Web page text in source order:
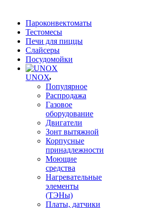
Пароконвектоматы
Тестомесы
Печи для пиццы
Слайсеры
Посудомойки
UNOX
Популярное
Распродажа
Газовое
оборудование
Двигатели
Зонт вытяжной
Корпусные
принадлежности
Моющие
средства
Нагревательные
элементы
(ТЭНы)
Платы, датчики